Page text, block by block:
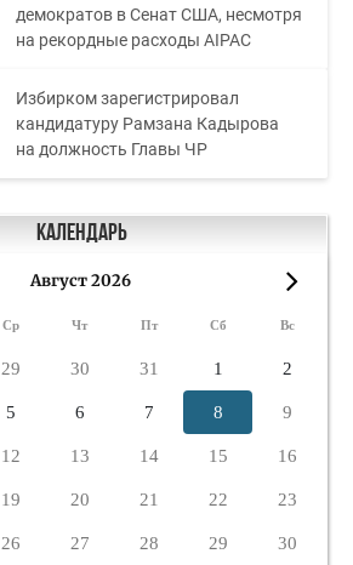
демократов в Сенат США, несмотря
на рекордные расходы AIPAC
Избирком зарегистрировал
кандидатуру Рамзана Кадырова
на должность Главы ЧР
Календарь
Август 2026
Ср Чт Пт Сб Вс
29 30 31 1 2
5 6 7 8 9
12 13 14 15 16
19 20 21 22 23
26 27 28 29 30